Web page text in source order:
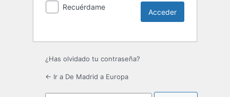
Recuérdame
¿Has olvidado tu contraseña?
← Ir a De Madrid a Europa